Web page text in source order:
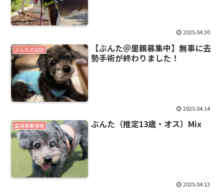
2025.04.30
ぶんたの日記
【ぶんた＠里親募集中】無事に去
勢手術が終わりました！
2025.04.14
里親募集情報 ぶんた（推定13歳・オス）Mix
2025.04.13